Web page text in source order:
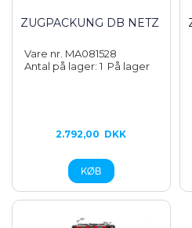
ZUGPACKUNG DB NETZ
Vare nr. MA081528
Antal på lager: 1 På lager
2.792,00 DKK